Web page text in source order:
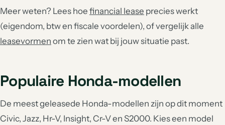
Meer weten? Lees hoe financial lease precies werkt
(eigendom, btw en fiscale voordelen), of vergelijk alle
leasevormen om te zien wat bij jouw situatie past.
Populaire Honda-modellen
De meest geleasede Honda-modellen zijn op dit moment
Civic, Jazz, Hr-V, Insight, Cr-V en S2000. Kies een model